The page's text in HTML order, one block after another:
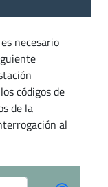
necesario
códigos de
de la
al